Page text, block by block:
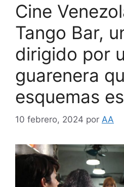
Cine
Tango Bar,
dirigido por
guarenera
esquemas
10 febrero, 2024 por AA